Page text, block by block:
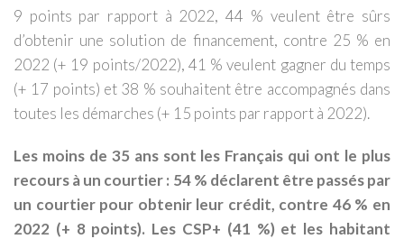
9 points par rapport à 2022, 44 % veulent être sûrs
d’obtenir une solution de financement, contre 25 % en
2022 (+ 19 points/2022), 41 % veulent gagner du temps
(+ 17 points) et 38 % souhaitent être accompagnés dans
toutes les démarches (+ 15 points par rapport à 2022).
Les moins de 35 ans sont les Français qui ont le plus
recours à un courtier : 54 % déclarent être passés par
un courtier pour obtenir leur crédit, contre 46 % en
2022 (+ 8 points). Les CSP+ (41 %) et les habitant